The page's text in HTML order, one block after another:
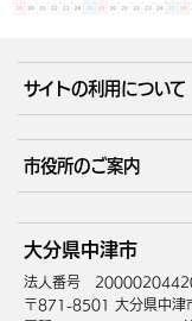
サイトの利用について
サイトマップ
市役所のご案内
庁舎地図
中津市へのアクセス
大分県中津市
法人番号
〒871-8501 大分県中津